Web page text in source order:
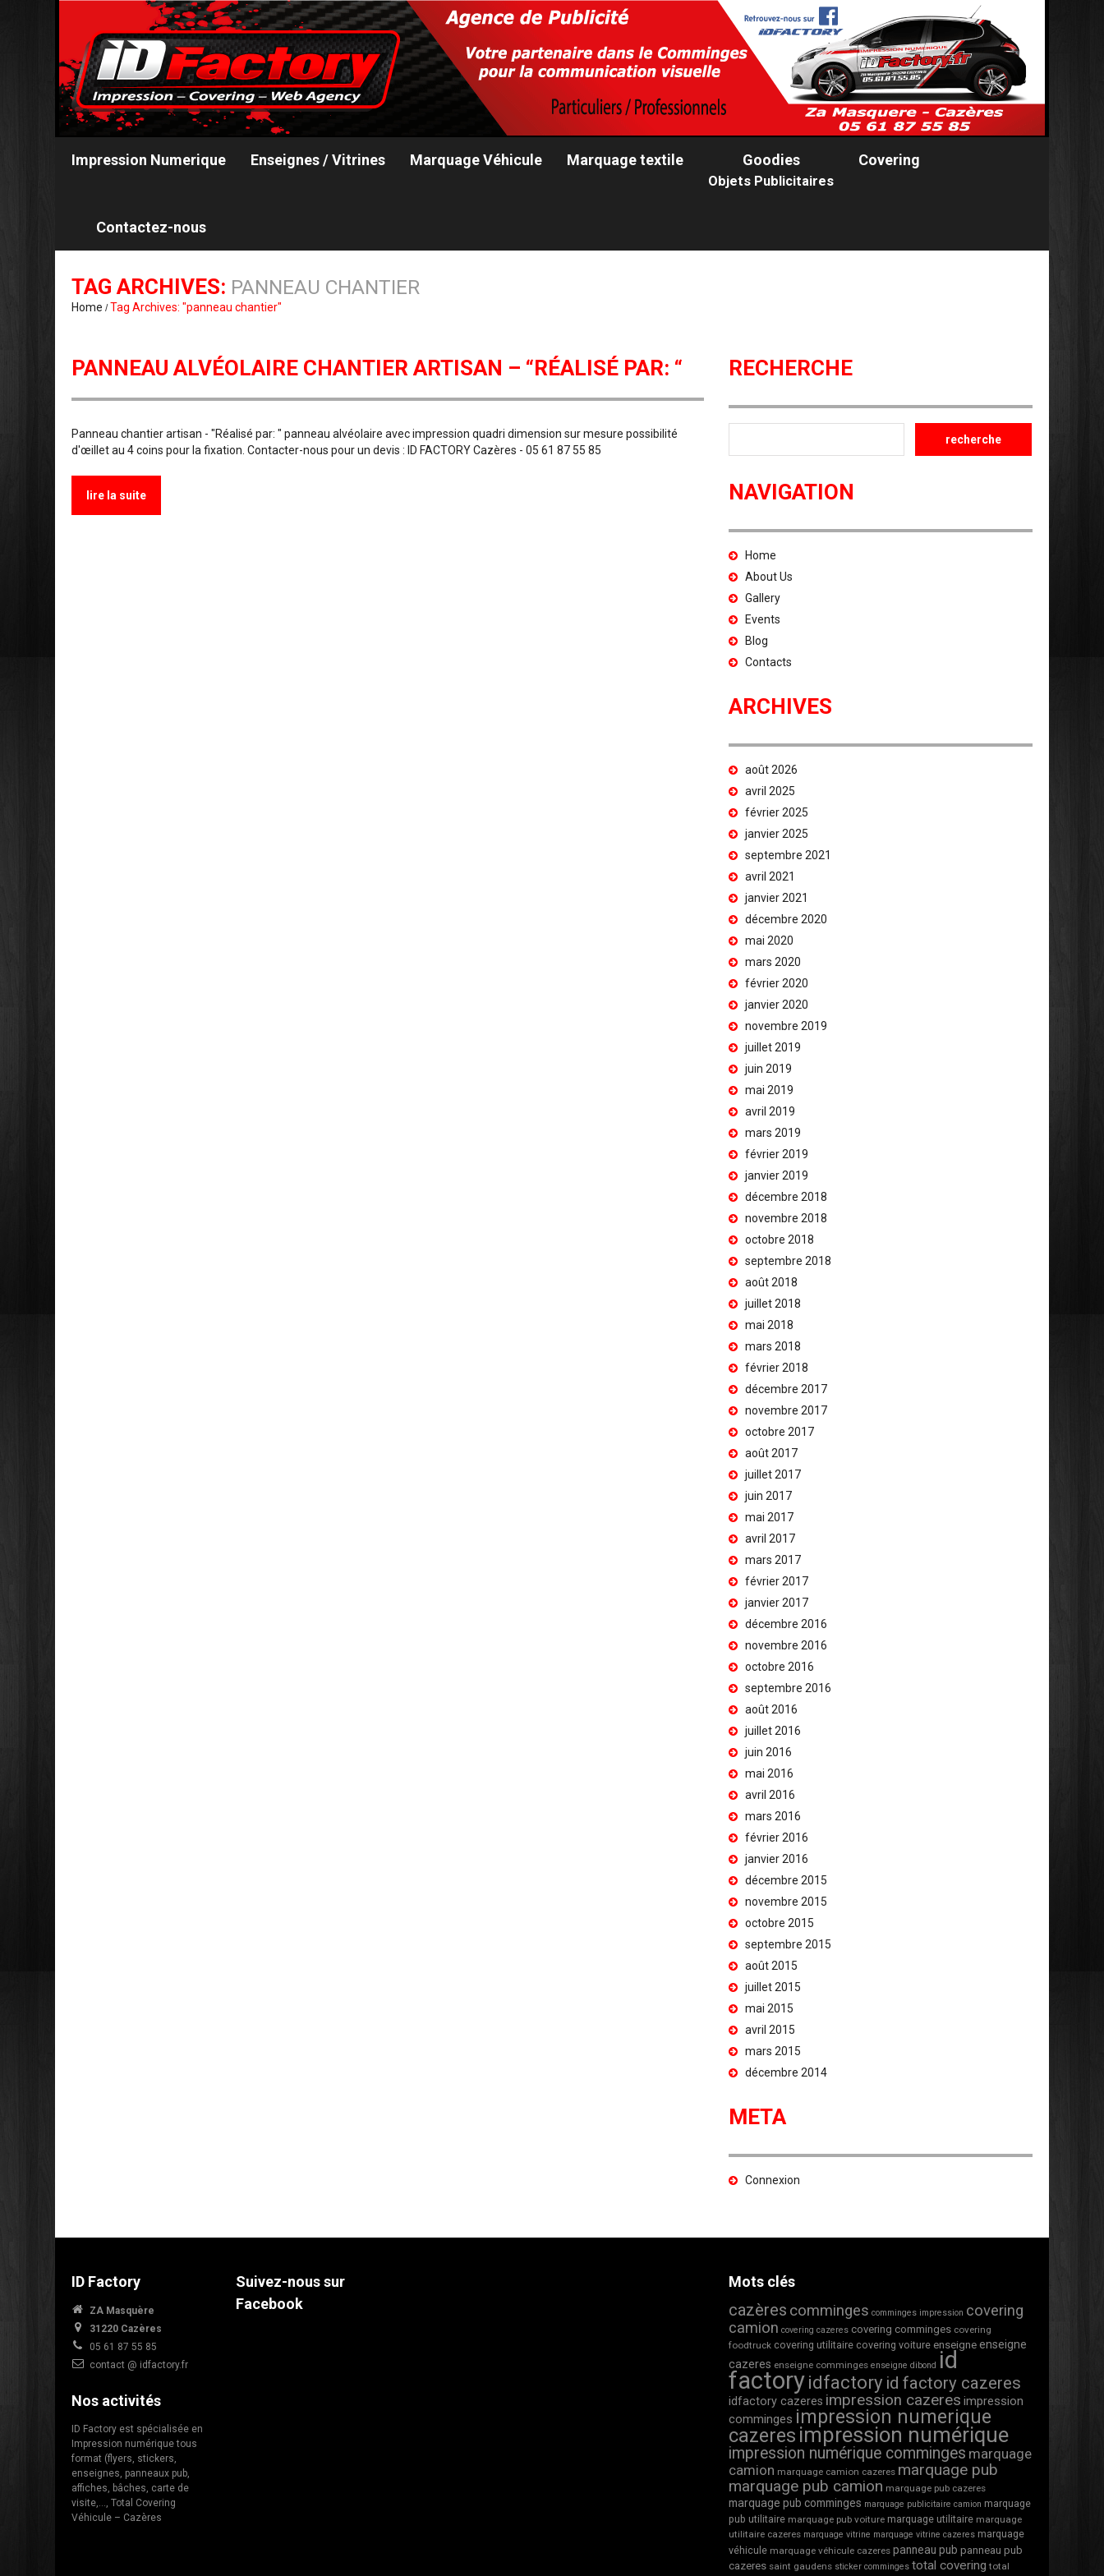
Impression Numerique Enseignes / Vitrines Marquage Véhicule Marquage textile Goodies
Objets Publicitaires
Covering
Contactez-nous
TAG ARCHIVES: PANNEAU CHANTIER
Home Tag Archives: "panneau chantier"
PANNEAU ALVÉOLAIRE CHANTIER ARTISAN – “RÉALISÉ PAR: “
Panneau chantier artisan - "Réalisé par: " panneau alvéolaire avec impression quadri dimension sur mesure possibilité
d'œillet au 4 coins pour la fixation. Contacter-nous pour un devis : ID FACTORY Cazères - 05 61 87 55 85
lire la suite
RECHERCHE
NAVIGATION
Home
About Us
Gallery
Events
Blog
Contacts
ARCHIVES
août 2026
avril 2025
février 2025
janvier 2025
septembre 2021
avril 2021
janvier 2021
décembre 2020
mai 2020
mars 2020
février 2020
janvier 2020
novembre 2019
juillet 2019
juin 2019
mai 2019
avril 2019
mars 2019
février 2019
janvier 2019
décembre 2018
novembre 2018
octobre 2018
septembre 2018
août 2018
juillet 2018
mai 2018
mars 2018
février 2018
décembre 2017
novembre 2017
octobre 2017
août 2017
juillet 2017
juin 2017
mai 2017
avril 2017
mars 2017
février 2017
janvier 2017
décembre 2016
novembre 2016
octobre 2016
septembre 2016
août 2016
juillet 2016
juin 2016
mai 2016
avril 2016
mars 2016
février 2016
janvier 2016
décembre 2015
novembre 2015
octobre 2015
septembre 2015
août 2015
juillet 2015
mai 2015
avril 2015
mars 2015
décembre 2014
META
Connexion
ID Factory
ZA Masquère
31220 Cazères
05 61 87 55 85
contact @ idfactory.fr
Nos activités
ID Factory est spécialisée en
Impression numérique tous
format (flyers, stickers,
enseignes, panneaux pub,
affiches, bâches, carte de
visite,…, Total Covering
Véhicule – Cazères
Suivez-nous sur
Facebook
Mots clés
cazères comminges comminges impression covering
camion covering cazeres covering comminges covering
foodtruck covering utilitaire covering voiture enseigne enseigne
cazeres enseigne comminges enseigne dibond id
factoryidfactory id factory cazeres
idfactory cazeres impression cazeres impression
comminges impression numerique
cazeres impression numérique
impression numérique comminges marquage
camion marquage camion cazeres marquage pub
marquage pub camion marquage pub cazeres
marquage pub comminges marquage publicitaire camion marquage
pub utilitaire marquage pub voiture marquage utilitaire marquage
utilitaire cazeres marquage vitrine marquage vitrine cazeres marquage
véhicule marquage véhicule cazeres panneau pub panneau pub
cazeres saint gaudens sticker comminges total covering total